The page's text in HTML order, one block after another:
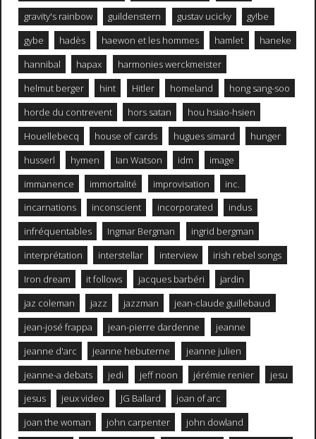
gravity's rainbow
guildenstern gustav ucicky
gy!be
gybe
hadès haewon et les hommes hamlet
haneke
hannibal
hapax
harmonies werckmeister
helmut berger
hint Hitler homeland
hong sang-soo
horde du contrevent
hors satan
hou hsiao-hsien
Houellebecq
house of cards hugues simard
hunger
husserl
hymen Ian Watson idm
image
immanence
immortalité improvisation
inc.
incarnations
inconscient incorporated
indus
infréquentables
Ingmar Bergman
ingrid bergman
interprétation
interstellar interview
irish rebel songs
Iron dream
it follows jacques barbéri
jardin
jaz coleman
jazz jazzman
jean-claude guillebaud
jean-josé frappa
jean-pierre dardenne
jeanne
jeanne d'arc
jeanne hebuterne
jeanne julien
jeanne-a debats
jedi jeff noon jérémie renier
jesu
jesus
jeux video JG Ballard
joan of arc
joan the woman
john carpenter
john dowland